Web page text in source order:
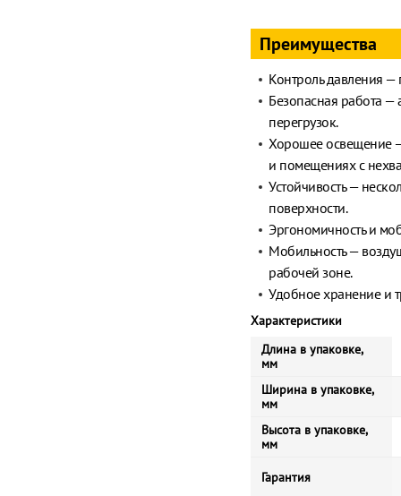
Преимущества
Контроль давления
Безопасная работа —
перегрузок.
Хорошее освещение —
и помещениях с
Устойчивость —
поверхности.
Эргономичность и
Мобильность —
рабочей зоне.
Удобное хранение и
Характеристики
Длина в упаковке,
мм
Ширина в упаковке,
мм
Высота в упаковке,
мм
Гарантия